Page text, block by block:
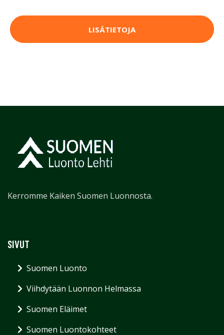
LISÄTIETOJA
Kerromme Kaiken Suomen Luonnosta.
SIVUT
Suomen Luonto
Viihdytään Luonnon Helmassa
Suomen Eläimet
Suomen Luontokohteet